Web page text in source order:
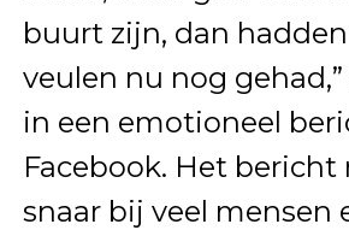
buurt zijn, dan
veulen nu nog
in een emotioneel
Facebook. Het bericht
snaar bij veel mensen